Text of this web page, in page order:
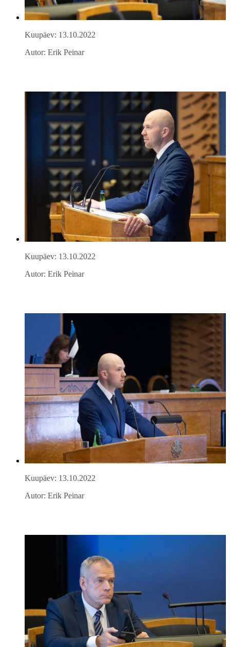
Kuupäev: 13.10.2022
Autor: Erik Peinar
Kuupäev: 13.10.2022
Autor: Erik Peinar
Kuupäev: 13.10.2022
Autor: Erik Peinar